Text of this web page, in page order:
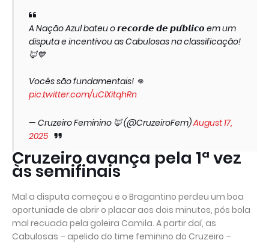
A Nação Azul bateu o 𝙧𝙚𝙘𝙤𝙧𝙙𝙚 𝙙𝙚 𝙥𝙪́𝙗𝙡𝙞𝙘𝙤 em um
disputa e incentivou as Cabulosas na classificação!
🦊💙
Vocês são fundamentais! 👊
pic.twitter.com/uClXitqhRn
— Cruzeiro Feminino 🦊 (@CruzeiroFem)August 17,
2025
Cruzeiro avança pela 1ª vez
às semifinais
Mal a disputa começou e o Bragantino perdeu um boa
oportuniade de abrir o placar aos dois minutos, pós bola
mal recuada pela goleira Camila. A partir daí, as
Cabulosas – apelido do time feminino do Cruzeiro –